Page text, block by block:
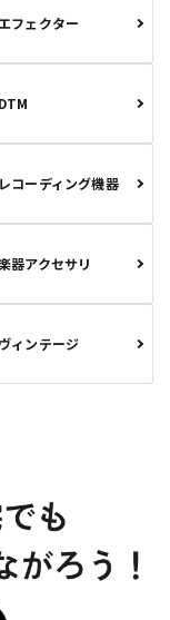
フェクター
DTM
レコーディング機器
器アクセサリ
ヴィンテージ